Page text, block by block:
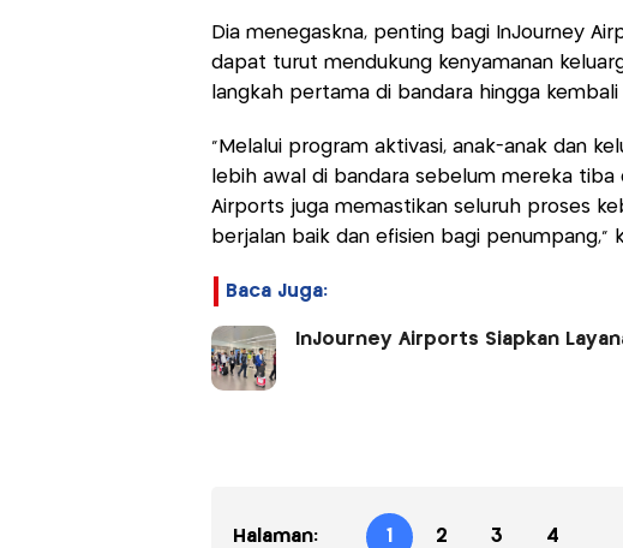
Dia menegaskna, penting bagi InJourney
dapat turut mendukung kenyamanan
langkah pertama di bandara hingga kembali
“Melalui program aktivasi, anak-anak dan
lebih awal di bandara sebelum mereka tiba
Airports juga memastikan seluruh proses
berjalan baik dan efisien bagi penumpang,”
Baca Juga:
InJourney Airports Siapkan
Halaman: 1 2 3 4